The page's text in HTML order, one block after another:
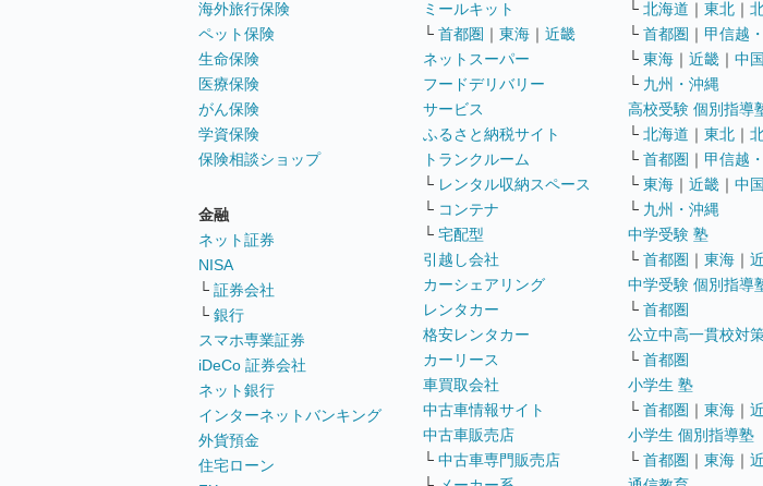
海外旅行保険
ペット保険
生命保険
医療保険
がん保険
学資保険
保険相談ショップ
金融
ネット証券
NISA
└ 証券会社
└ 銀行
スマホ専業証券
iDeCo 証券会社
ネット銀行
インターネットバンキング
外貨預金
住宅ローン
ミールキット
└ 首都圏 ｜ 東海 ｜ 近畿
ネットスーパー
フードデリバリー
サービス
ふるさと納税サイト
トランクルーム
└ レンタル収納スペース
└ コンテナ
└ 宅配型
引越し会社
カーシェアリング
レンタカー
格安レンタカー
カーリース
車買取会社
中古車情報サイト
中古車販売店
└ 中古車専門販売店
└ 北海道 ｜ 東北 ｜
└ 首都圏 ｜ 甲信越
└ 東海 ｜ 近畿 ｜ 中
└ 九州・沖縄
高校受験 個別指導
└ 北海道 ｜ 東北 ｜
└ 首都圏 ｜ 甲信越
└ 東海 ｜ 近畿 ｜ 中
└ 九州・沖縄
中学受験 塾
└ 首都圏 ｜ 東海 ｜
中学受験 個別指導
└ 首都圏
公立中高一貫校対
└ 首都圏
小学生 塾
└ 首都圏 ｜ 東海 ｜
小学生 個別指導塾
└ 首都圏 ｜ 東海 ｜